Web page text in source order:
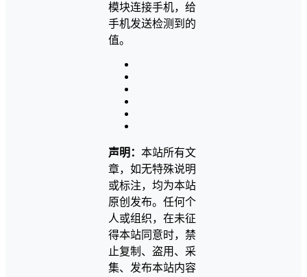
模块连接手机，给
手机发送检测到的
值。
声明： 本站所有文
章，如无特殊说明
或标注，均为本站
原创发布。任何个
人或组织，在未征
得本站同意时，禁
止复制、盗用、采
集、发布本站内容